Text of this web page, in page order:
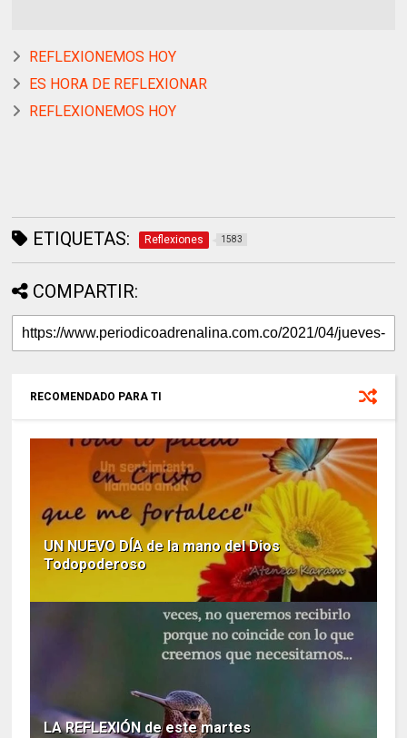
REFLEXIONEMOS HOY
ES HORA DE REFLEXIONAR
REFLEXIONEMOS HOY
ETIQUETAS: Reflexiones 1583
COMPARTIR:
RECOMENDADO PARA TI
UN NUEVO DÍA de la mano del Dios
Todopoderoso
LA REFLEXIÓN de este martes